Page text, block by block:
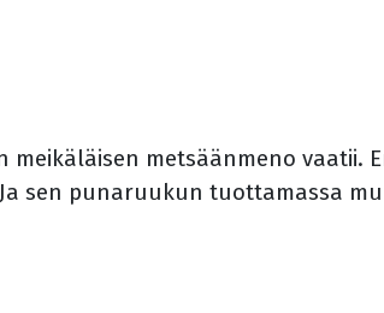
metsäänmeno vaatii.
sen punaruukun tuottamassa